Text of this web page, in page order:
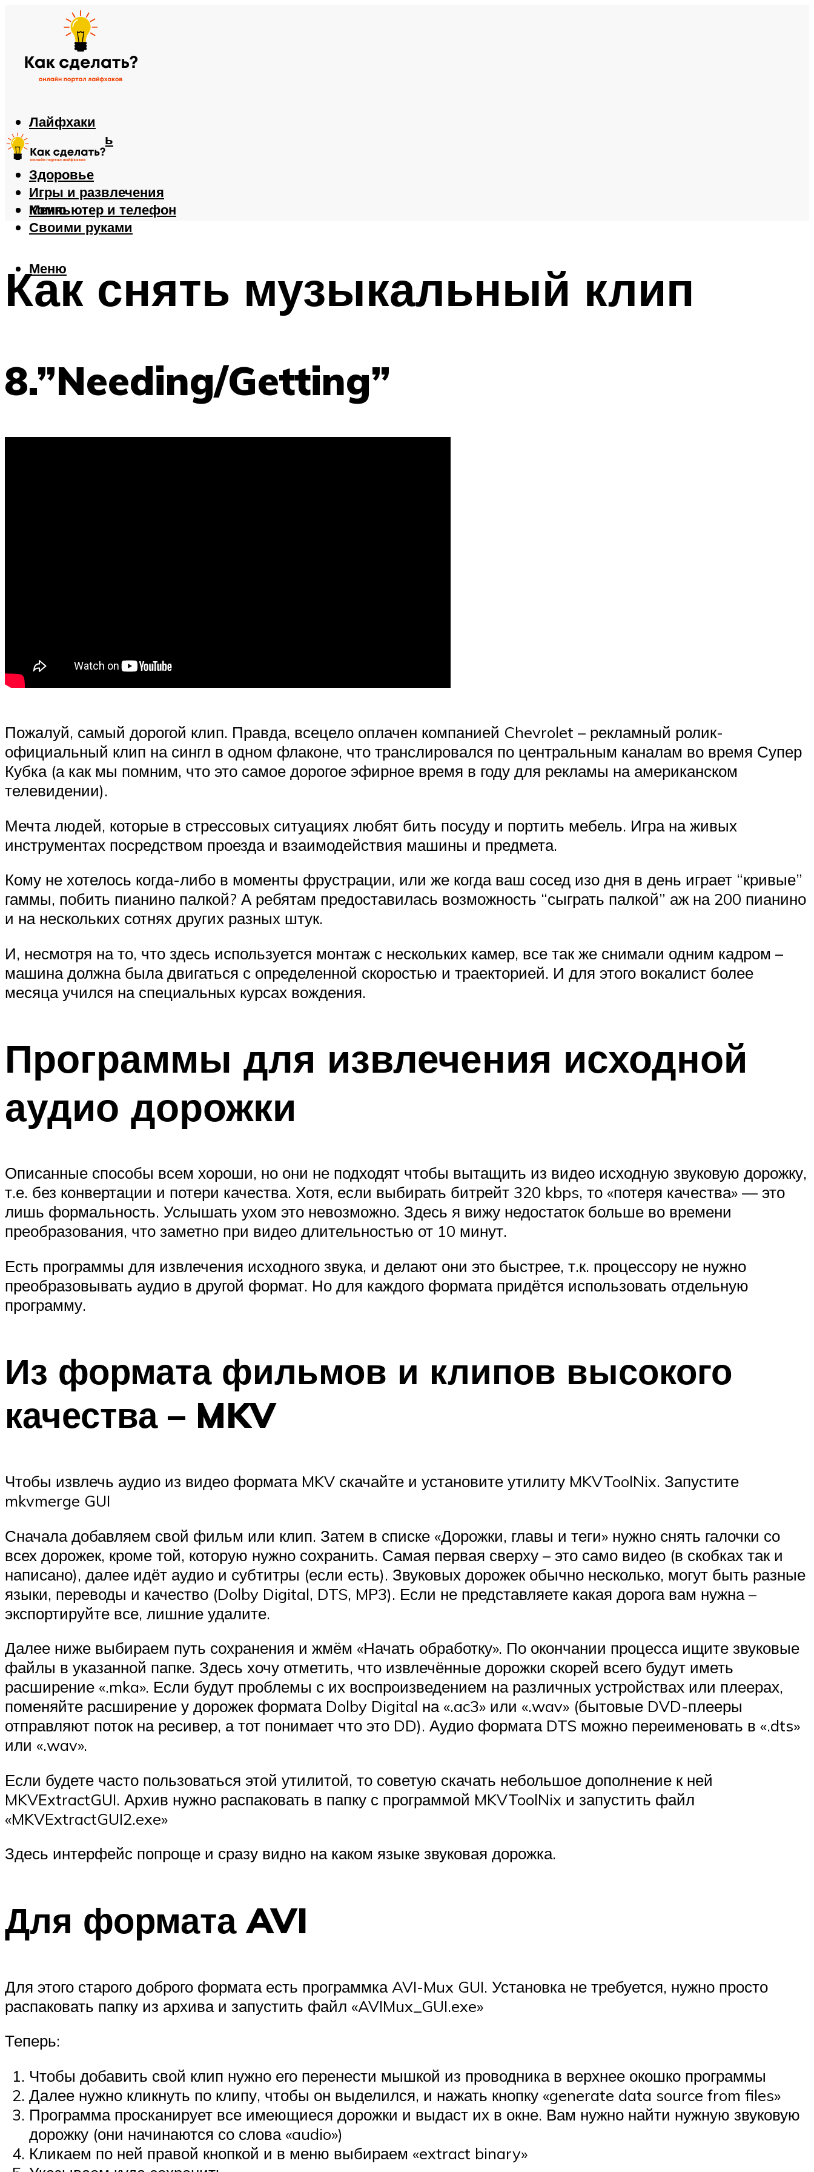
Лайфхаки
Автомобиль
Еда
Здоровье
Игры и развлечения
Компьютер и телефон
Своими руками
Меню
Меню
Как снять музыкальный клип
8.”Needing/Getting”
Пожалуй, самый дорогой клип. Правда, всецело оплачен компанией Chevrolet – рекламный ролик-
официальный клип на сингл в одном флаконе, что транслировался по центральным каналам во время Супер
Кубка (а как мы помним, что это самое дорогое эфирное время в году для рекламы на американском
телевидении).
Мечта людей, которые в стрессовых ситуациях любят бить посуду и портить мебель. Игра на живых
инструментах посредством проезда и взаимодействия машины и предмета.
Кому не хотелось когда-либо в моменты фрустрации, или же когда ваш сосед изо дня в день играет “кривые”
гаммы, побить пианино палкой? А ребятам предоставилась возможность “сыграть палкой” аж на 200 пианино
и на нескольких сотнях других разных штук.
И, несмотря на то, что здесь используется монтаж с нескольких камер, все так же снимали одним кадром –
машина должна была двигаться с определенной скоростью и траекторией. И для этого вокалист более
месяца учился на специальных курсах вождения.
Программы для извлечения исходной
аудио дорожки
Описанные способы всем хороши, но они не подходят чтобы вытащить из видео исходную звуковую дорожку,
т.е. без конвертации и потери качества. Хотя, если выбирать битрейт 320 kbps, то «потеря качества» — это
лишь формальность. Услышать ухом это невозможно. Здесь я вижу недостаток больше во времени
преобразования, что заметно при видео длительностью от 10 минут.
Есть программы для извлечения исходного звука, и делают они это быстрее, т.к. процессору не нужно
преобразовывать аудио в другой формат. Но для каждого формата придётся использовать отдельную
программу.
Из формата фильмов и клипов высокого
качества – MKV
Чтобы извлечь аудио из видео формата MKV скачайте и установите утилиту MKVToolNix. Запустите
mkvmerge GUI
Сначала добавляем свой фильм или клип. Затем в списке «Дорожки, главы и теги» нужно снять галочки со
всех дорожек, кроме той, которую нужно сохранить. Самая первая сверху – это само видео (в скобках так и
написано), далее идёт аудио и субтитры (если есть). Звуковых дорожек обычно несколько, могут быть разные
языки, переводы и качество (Dolby Digital, DTS, MP3). Если не представляете какая дорога вам нужна –
экспортируйте все, лишние удалите.
Далее ниже выбираем путь сохранения и жмём «Начать обработку». По окончании процесса ищите звуковые
файлы в указанной папке. Здесь хочу отметить, что извлечённые дорожки скорей всего будут иметь
расширение «.mka». Если будут проблемы с их воспроизведением на различных устройствах или плеерах,
поменяйте расширение у дорожек формата Dolby Digital на «.ac3» или «.wav» (бытовые DVD-плееры
отправляют поток на ресивер, а тот понимает что это DD). Аудио формата DTS можно переименовать в «.dts»
или «.wav».
Если будете часто пользоваться этой утилитой, то советую скачать небольшое дополнение к ней
MKVExtractGUI. Архив нужно распаковать в папку с программой MKVToolNix и запустить файл
«MKVExtractGUI2.exe»
Здесь интерфейс попроще и сразу видно на каком языке звуковая дорожка.
Для формата AVI
Для этого старого доброго формата есть программка AVI-Mux GUI. Установка не требуется, нужно просто
распаковать папку из архива и запустить файл «AVIMux_GUI.exe»
Теперь:
Чтобы добавить свой клип нужно его перенести мышкой из проводника в верхнее окошко программы
Далее нужно кликнуть по клипу, чтобы он выделился, и нажать кнопку «generate data source from files»
Программа просканирует все имеющиеся дорожки и выдаст их в окне. Вам нужно найти нужную звуковую
дорожку (они начинаются со слова «audio»)
Кликаем по ней правой кнопкой и в меню выбираем «extract binary»